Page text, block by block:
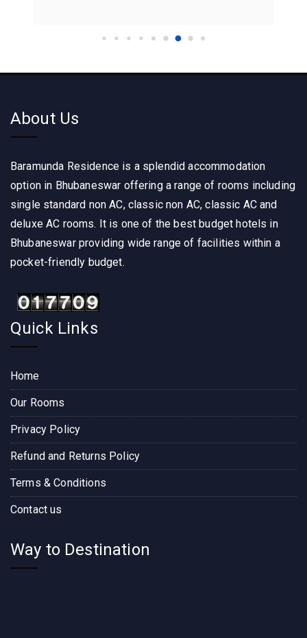
About Us
Baramunda Residence is a splendid accommodation
option in Bhubaneswar offering a range of rooms including
single standard non AC, classic non AC, classic AC and
deluxe AC rooms. It is one of the best budget hotels in
Bhubaneswar providing wide range of facilities within a
pocket-friendly budget.
Quick Links
Home
Our Rooms
Privacy Policy
Refund and Returns Policy
Terms & Conditions
Contact us
Way to Destination